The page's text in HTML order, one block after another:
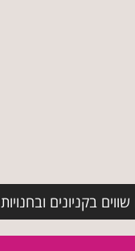
בקניונים ובחנויות